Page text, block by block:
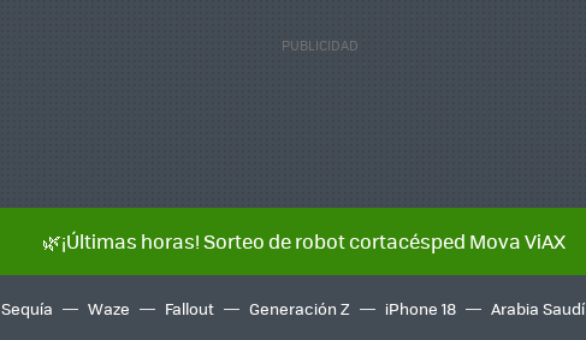
🌿¡Últimas horas! Sorteo de robot cortacésped Mova ViAX
Sequía Waze Fallout Generación Z iPhone 18 Arabia Saudí